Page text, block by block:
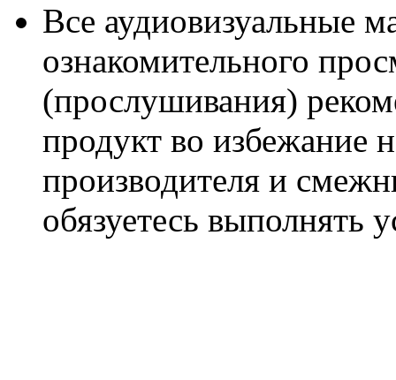
Все аудиовизуальные
ознакомительного
(прослушивания)
продукт во избежание
производителя и
обязуетесь выполнять